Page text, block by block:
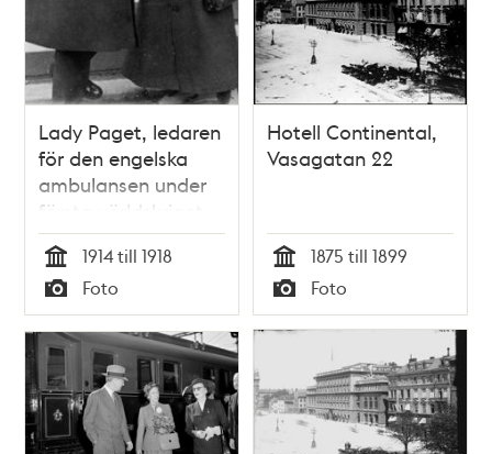
Lady Paget, ledaren
för den engelska
ambulansen under
första världskriget,
samtalar med
engelska ministern
vid Stockholms
Central.
Tid
1914 till 1918
Typ
Foto
Hotell Continental,
Vasagatan 22
Tid
1875 till 1899
Typ
Foto